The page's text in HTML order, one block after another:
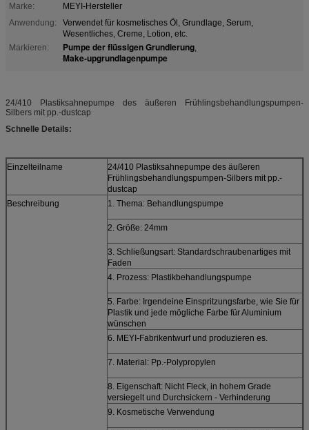
Marke:
MEYI-Hersteller
Anwendung:
Verwendet für kosmetisches Öl, Grundlage, Serum,
Wesentliches, Creme, Lotion, etc.
Markieren:
Pumpe der flüssigen Grundierung,
Make-upgrundlagenpumpe
24/410 Plastiksahnepumpe des äußeren Frühlingsbehandlungspumpen-
Silbers mit pp.-dustcap
Schnelle Details:
Einzelteilname
24/410 Plastiksahnepumpe des äußeren
Frühlingsbehandlungspumpen-Silbers mit pp.-
dustcap
Beschreibung
1. Thema: Behandlungspumpe
2. Größe: 24mm
3. Schließungsart: Standardschraubenartiges mit
Faden
4. Prozess: Plastikbehandlungspumpe
5. Farbe: Irgendeine Einspritzungsfarbe, wie Sie für
Plastik und jede mögliche Farbe für Aluminium
wünschen
6. MEYI-Fabrikentwurf und produzieren es.
7. Material: Pp.-Polypropylen
8. Eigenschaft: Nicht Fleck, in hohem Grade
versiegelt und Durchsickern - Verhinderung
9. Kosmetische Verwendung